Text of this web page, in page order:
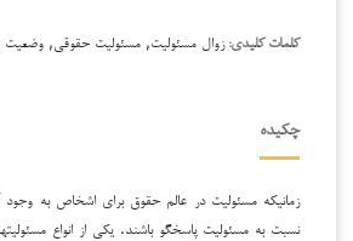
کلمات کلیدی:زوال مسئولیت, مسئولیت حقوقی, وضعیت
چکیده
زمانی­که مسئولیت در عالم حقوق برای اشخاص به
نسبت به مسئولیت پاسخگو باشند. یکی از انواع